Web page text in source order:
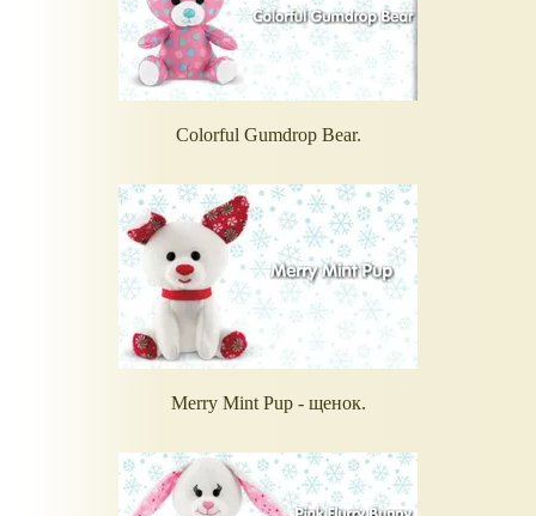
Colorful Gumdrop Bear.
Merry Mint Pup - щенок.